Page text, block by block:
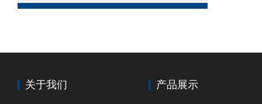
关于我们 产品展示